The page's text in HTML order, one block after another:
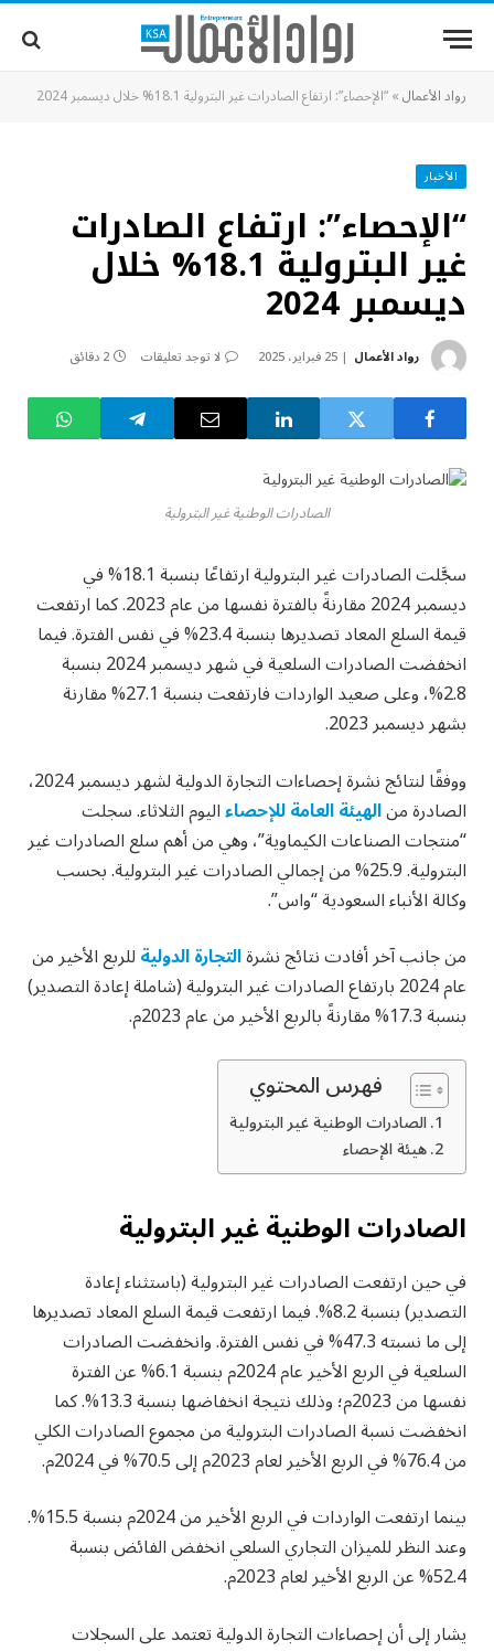
رواد الأعمال»“الإحصاء”: ارتفاع الصادرات غير البترولية 18.1% خلال ديسمبر 2024
الأخبار
“الإحصاء”: ارتفاع الصادرات
غير البترولية 18.1% خلال
ديسمبر 2024
رواد الأعمال 25 فبراير، 2025 لا توجد تعليقات 2 دقائق
الصادرات الوطنية غير البترولية
سجَّلت الصادرات غير البترولية ارتفاعًا بنسبة 18.1% في
ديسمبر 2024 مقارنةً بالفترة نفسها من عام 2023. كما ارتفعت
قيمة السلع المعاد تصديرها بنسبة 23.4% في نفس الفترة. فيما
انخفضت الصادرات السلعية في شهر ديسمبر 2024 بنسبة
2.8%، وعلى صعيد الواردات فارتفعت بنسبة 27.1% مقارنة
بشهر ديسمبر 2023.
ووفقًا لنتائج نشرة إحصاءات التجارة الدولية لشهر ديسمبر 2024،
الصادرة منالهيئة العامة للإحصاءاليوم الثلاثاء. سجلت
“منتجات الصناعات الكيماوية”، وهي من أهم سلع الصادرات غير
البترولية. 25.9% من إجمالي الصادرات غير البترولية. بحسب
وكالة الأنباء السعودية “واس”.
من جانب آخر أفادت نتائج نشرةالتجارة الدوليةللربع الأخير من
عام 2024 بارتفاع الصادرات غير البترولية (شاملة إعادة التصدير)
بنسبة 17.3% مقارنةً بالربع الأخير من عام 2023م.
فهرس المحتوي
الصادرات الوطنية غير البترولية
هيئة الإحصاء
الصادرات الوطنية غير البترولية
في حين ارتفعت الصادرات غير البترولية (باستثناء إعادة
التصدير) بنسبة 8.2%. فيما ارتفعت قيمة السلع المعاد تصديرها
إلى ما نسبته 47.3% في نفس الفترة. وانخفضت الصادرات
السلعية في الربع الأخير عام 2024م بنسبة 6.1% عن الفترة
نفسها من 2023م؛ وذلك نتيجة انخفاضها بنسبة 13.3%. كما
انخفضت نسبة الصادرات البترولية من مجموع الصادرات الكلي
من 76.4% في الربع الأخير لعام 2023م إلى 70.5% في 2024م.
بينما ارتفعت الواردات في الربع الأخير من 2024م بنسبة 15.5%.
وعند النظر للميزان التجاري السلعي انخفض الفائض بنسبة
52.4% عن الربع الأخير لعام 2023م.
يشار إلى أن إحصاءات التجارة الدولية تعتمد على السجلات